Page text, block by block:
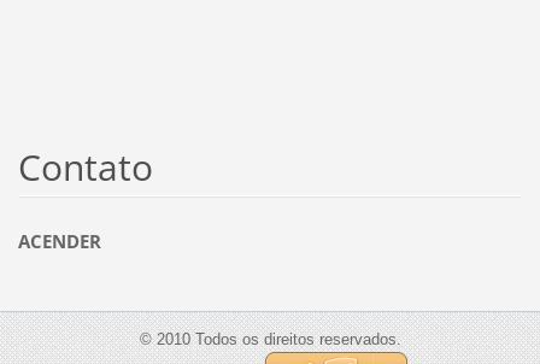
Contato
ACENDER
© 2010 Todos os direitos reservados.